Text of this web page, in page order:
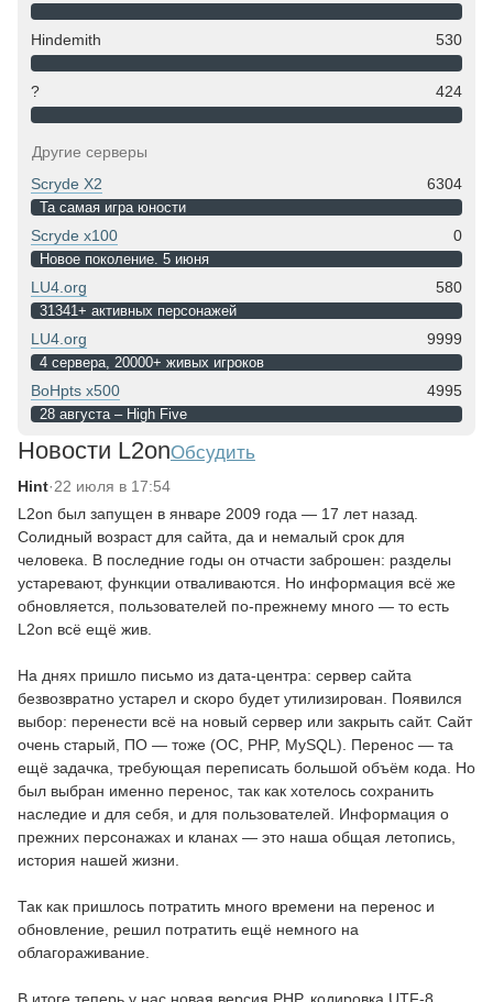
Hindemith 530
? 424
Другие серверы
Scryde X2
Та самая игра юности
6304
Scryde x100
Новое поколение. 5 июня
0
LU4.org
31341+ активных персонажей
580
LU4.org
4 сервера, 20000+ живых игроков
9999
BoHpts x500
28 августа – High Five
4995
Новости L2onОбсудить
Hint·22 июля в 17:54
L2on был запущен в январе 2009 года — 17 лет назад.
Солидный возраст для сайта, да и немалый срок для
человека. В последние годы он отчасти заброшен: разделы
устаревают, функции отваливаются. Но информация всё же
обновляется, пользователей по-прежнему много — то есть
L2on всё ещё жив.
На днях пришло письмо из дата-центра: сервер сайта
безвозвратно устарел и скоро будет утилизирован. Появился
выбор: перенести всё на новый сервер или закрыть сайт. Сайт
очень старый, ПО — тоже (ОС, PHP, MySQL). Перенос — та
ещё задачка, требующая переписать большой объём кода. Но
был выбран именно перенос, так как хотелось сохранить
наследие и для себя, и для пользователей. Информация о
прежних персонажах и кланах — это наша общая летопись,
история нашей жизни.
Так как пришлось потратить много времени на перенос и
обновление, решил потратить ещё немного на
облагораживание.